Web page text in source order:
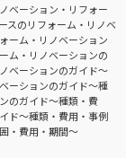
ベーション・リフォー
スのリフォーム・リノベ
ーム・リノベーション
ム・リノベーションの
ベーションのガイド〜
ーションのガイド〜種
のガイド〜種類・費
ド〜種類・費用・事例
・費用・期間～